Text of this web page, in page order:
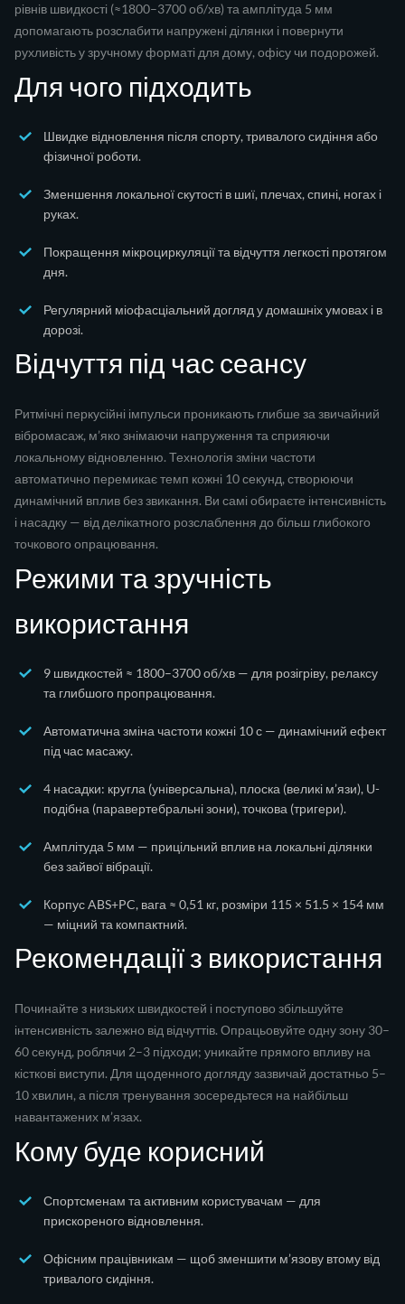
рівнів швидкості (≈1800–3700 об/хв) та амплітуда 5 мм
допомагають розслабити напружені ділянки і повернути
рухливість у зручному форматі для дому, офісу чи подорожей.
Для чого підходить
Швидке відновлення після спорту, тривалого сидіння або
фізичної роботи.
Зменшення локальної скутості в шиї, плечах, спині, ногах і
руках.
Покращення мікроциркуляції та відчуття легкості протягом
дня.
Регулярний міофасціальний догляд у домашніх умовах і в
дорозі.
Відчуття під час сеансу
Ритмічні перкусійні імпульси проникають глибше за звичайний
вібромасаж, м’яко знімаючи напруження та сприяючи
локальному відновленню. Технологія зміни частоти
автоматично перемикає темп кожні 10 секунд, створюючи
динамічний вплив без звикання. Ви самі обираєте інтенсивність
і насадку — від делікатного розслаблення до більш глибокого
точкового опрацювання.
Режими та зручність
використання
9 швидкостей ≈ 1800–3700 об/хв — для розігріву, релаксу
та глибшого пропрацювання.
Автоматична зміна частоти кожні 10 с — динамічний ефект
під час масажу.
4 насадки: кругла (універсальна), плоска (великі м’язи), U-
подібна (паравертебральні зони), точкова (тригери).
Амплітуда 5 мм — прицільний вплив на локальні ділянки
без зайвої вібрації.
Корпус ABS+PC, вага ≈ 0,51 кг, розміри 115 × 51.5 × 154 мм
— міцний та компактний.
Рекомендації з використання
Починайте з низьких швидкостей і поступово збільшуйте
інтенсивність залежно від відчуттів. Опрацьовуйте одну зону 30–
60 секунд, роблячи 2–3 підходи; уникайте прямого впливу на
кісткові виступи. Для щоденного догляду зазвичай достатньо 5–
10 хвилин, а після тренування зосередьтеся на найбільш
навантажених м’язах.
Кому буде корисний
Спортсменам та активним користувачам — для
прискореного відновлення.
Офісним працівникам — щоб зменшити м’язову втому від
тривалого сидіння.